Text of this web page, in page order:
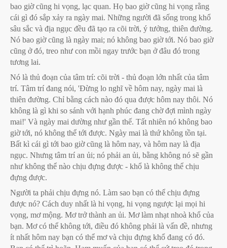
bao giờ cũng hi vọng, lạc quan. Họ bao giờ cũng hi vọng rằng
cái gì đó sắp xảy ra ngày mai. Những người đã sống trong khổ
sâu sắc và địa ngục đều đã tạo ra cõi trời, ý tưởng, thiên đường.
Nó bao giờ cũng là ngày mai; nó không bao giờ tới. Nó bao giờ
cũng ở đó, treo như con mồi ngay trước bạn ở đâu đó trong
tương lai.
Nó là thủ đoạn của tâm trí: cõi trời - thủ đoạn lớn nhất của tâm
trí. Tâm trí đang nói, 'Đừng lo nghĩ về hôm nay, ngày mai là
thiên đường. Chỉ bằng cách nào đó qua được hôm nay thôi. Nó
không là gì khi so sánh với hạnh phúc đang chờ đợi mình ngày
mai!' Và ngày mai dường như gần thế. Tất nhiên nó không bao
giờ tới, nó không thể tới được. Ngày mai là thứ không tồn tại.
Bất kì cái gì tới bao giờ cũng là hôm nay, và hôm nay là địa
ngục. Nhưng tâm trí an ủi; nó phải an ủi, bằng không nó sẽ gần
như không thể nào chịu đựng được - khổ là không thể chịu
đựng được.
Người ta phải chịu đựng nó. Làm sao bạn có thể chịu đựng
được nó? Cách duy nhất là hi vọng, hi vọng ngược lại mọi hi
vọng, mơ mộng. Mơ trở thành an ủi. Mơ làm nhạt nhoà khổ của
bạn. Mơ có thể không tới, điều đó không phải là vấn đề, nhưng
ít nhất hôm nay bạn có thể mơ và chịu đựng khổ đang có đó.